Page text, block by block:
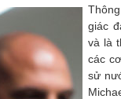
giác
và là
các
sử